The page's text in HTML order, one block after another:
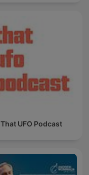
That UFO Podcast